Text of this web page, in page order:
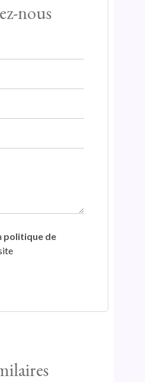
nous
politique de